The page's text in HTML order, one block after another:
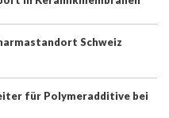
Schweiz
für Polymeradditive bei